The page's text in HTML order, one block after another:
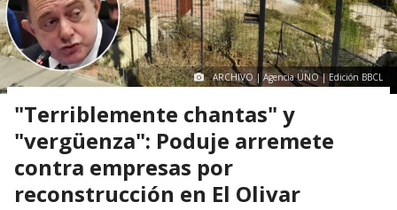
ARCHIVO | Agencia UNO | Edición BBCL
"Terriblemente chantas" y
"vergüenza": Poduje arremete
contra empresas por
reconstrucción en El Olivar